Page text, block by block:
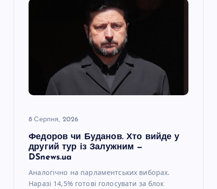
8 Серпня, 2026
Федоров чи Буданов. Хто вийде у
другий тур із Залужним —
DSnews.ua
Аналогічно на парламентських виборах.
Наразі 14,5% готові голосувати за блок